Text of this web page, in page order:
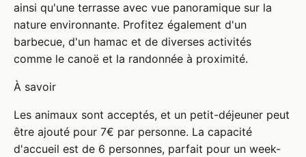
ainsi qu'une terrasse avec vue panoramique sur la
nature environnante. Profitez également d'un
barbecue, d'un hamac et de diverses activités
comme le canoë et la randonnée à proximité.
À savoir
Les animaux sont acceptés, et un petit-déjeuner peut
être ajouté pour 7€ par personne. La capacité
d'accueil est de 6 personnes, parfait pour un week-